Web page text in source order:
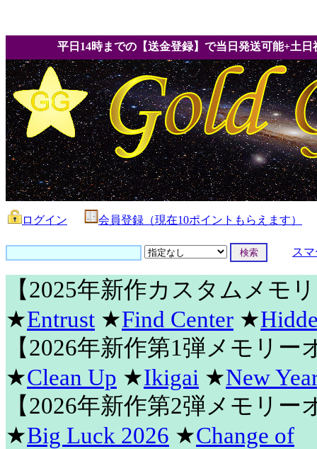
平日14時までの【送金登録】で当日発送可能+土日
ログイン 会員登録（現在10ポイントもらえます）
ス
【2025年新作カスタムメモ
★Entrust ★Find Center ★
【2026年新作第1弾メモリー
★Clean Up ★Ikigai ★New
【2026年新作第2弾メモリー
★Big Luck 2026 ★Change of